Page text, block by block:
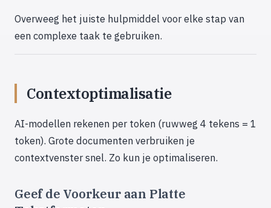
Overweeg het juiste hulpmiddel voor elke stap van
een complexe taak te gebruiken.
Contextoptimalisatie
AI-modellen rekenen per token (ruwweg 4 tekens = 1
token). Grote documenten verbruiken je
contextvenster snel. Zo kun je optimaliseren.
Geef de Voorkeur aan Platte